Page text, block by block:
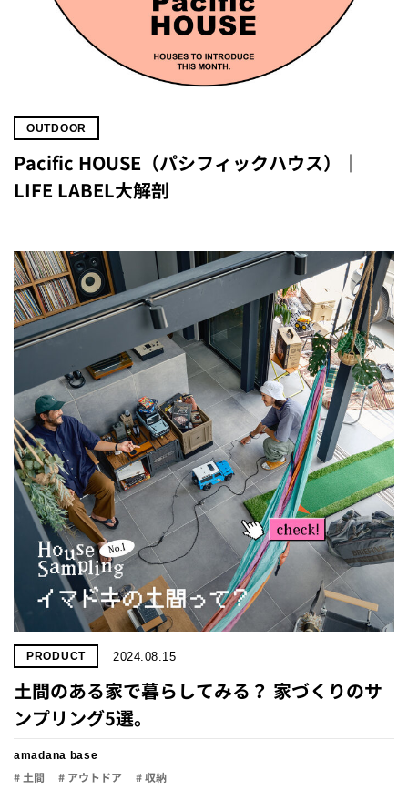
OUTDOOR
Pacific HOUSE（パシフィックハウス）｜
LIFE LABEL大解剖
PRODUCT 2024.08.15
土間のある家で暮らしてみる？ 家づくりのサ
ンプリング5選。
amadana base
# 土間 # アウトドア # 収納